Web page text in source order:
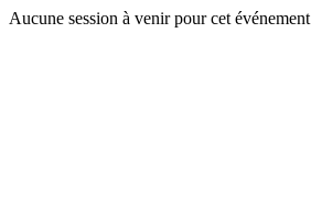
Aucune session à venir pour cet événement